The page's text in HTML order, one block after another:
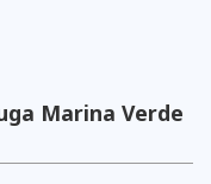
Marina Verde